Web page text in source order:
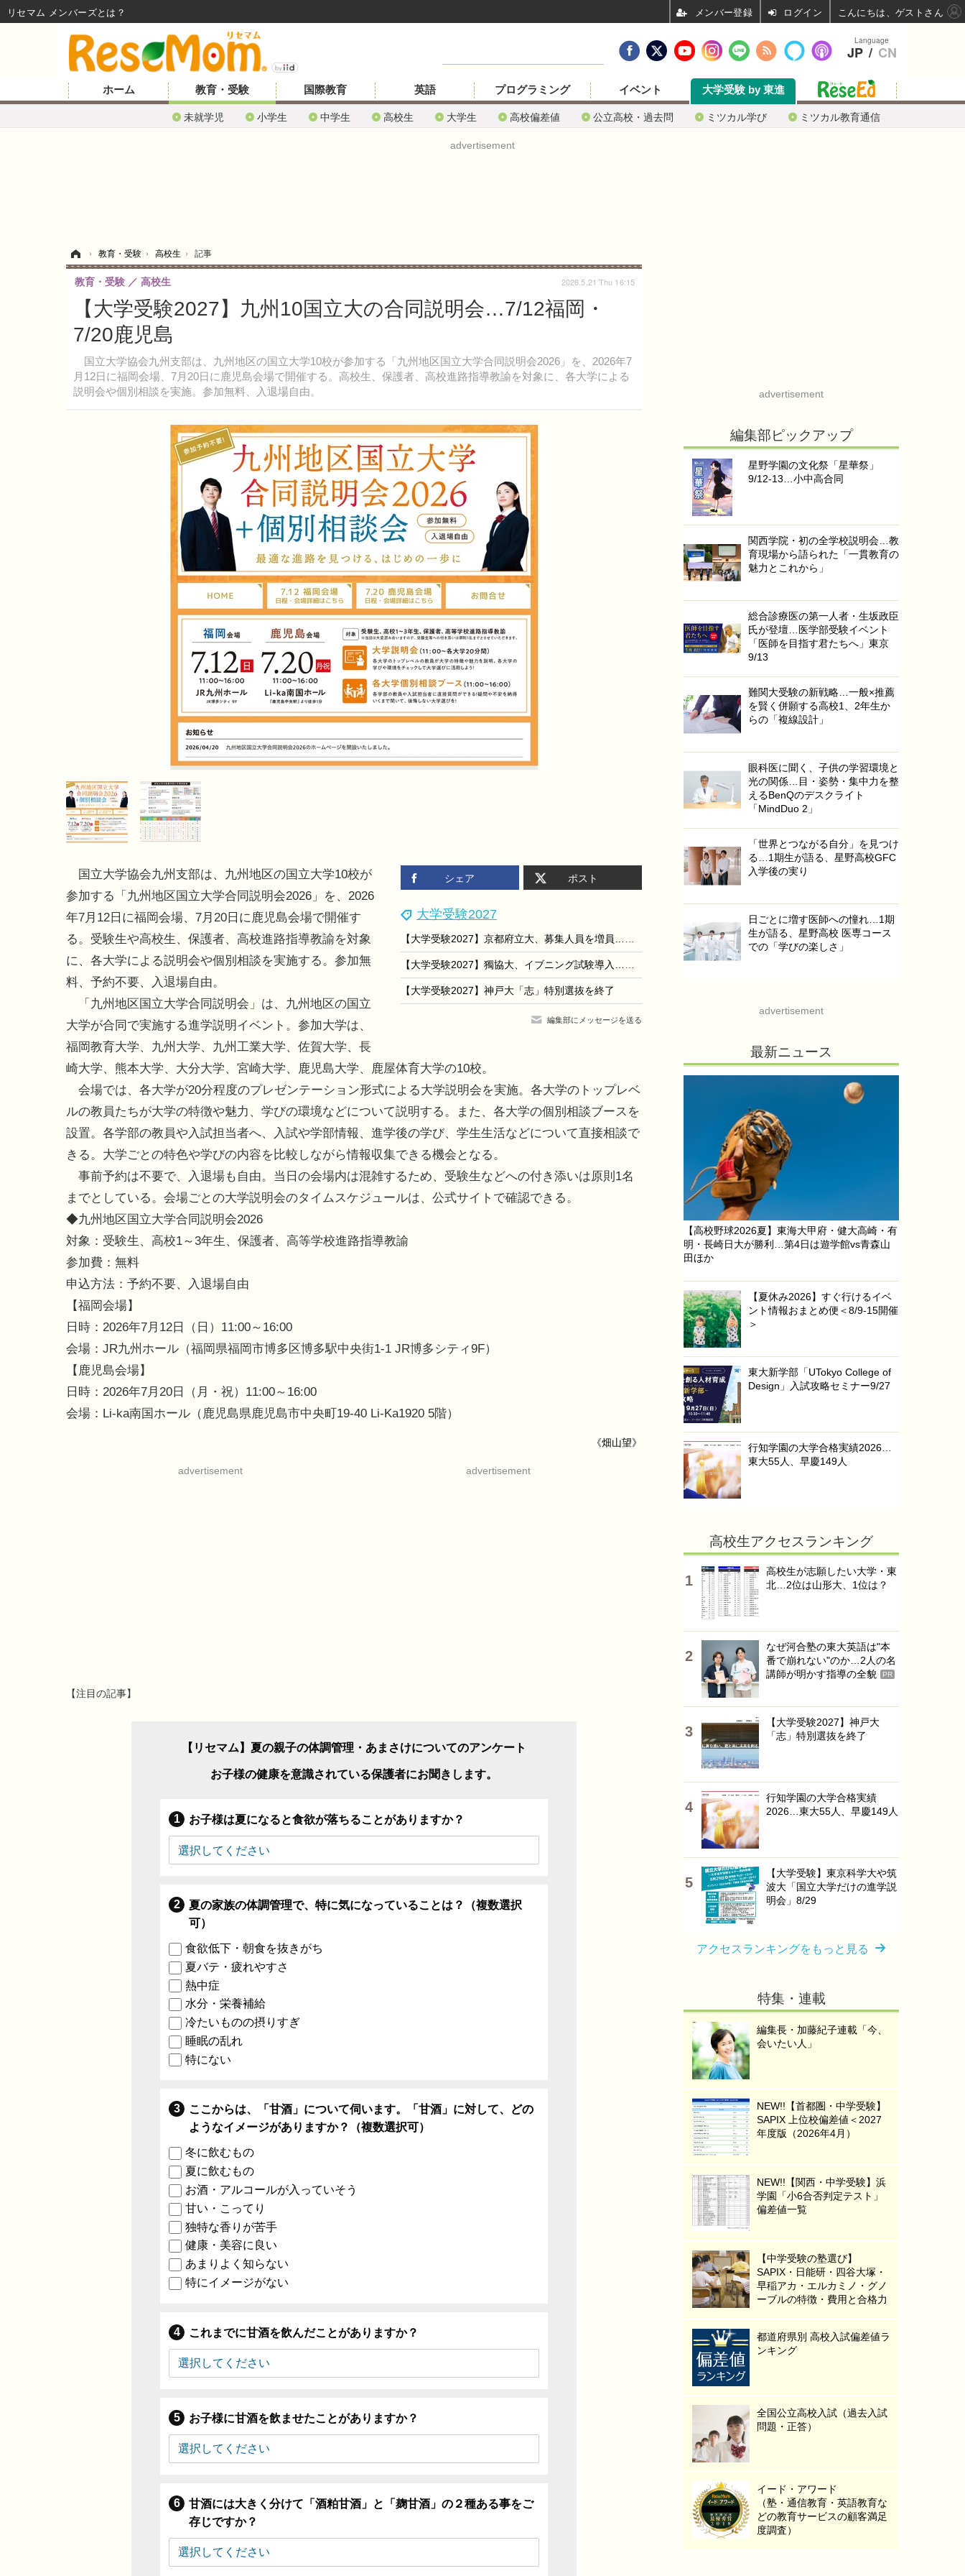
ホーム 教育・受験
未就学児 小学生 中学生 高校生 大学生 高校偏差値 公立高校・過去問 ミツカル学び ミツカル教育通信
国際教育 英語 プログラミング イベント 大学受験 by 東進
advertisement
› 教育・受験 › 高校生 › 記事
【大学受験2027】九州10国立大の合同説明会…7/12福岡・
7/20鹿児島
国立大学協会九州支部は、九州地区の国立大学10校が参加する「九州地区国立大学合同説明会2026」を、2026年7
月12日に福岡会場、7月20日に鹿児島会場で開催する。高校生、保護者、高校進路指導教諭を対象に、各大学による
説明会や個別相談を実施。参加無料、入退場自由。
教育・受験 高校生 2026.5.21 Thu 16:15
シェア ポスト
大学受験2027
【大学受験2027】京都府立大、募集人員を増員…文学部は一般選抜も拡大
【大学受験2027】獨協大、イブニング試験導入…全国13会場で夕方から試験開始
【大学受験2027】神戸大「志」特別選抜を終了
編集部にメッセージを送る
国立大学協会九州支部は、九州地区の国立大学10校が
参加する「九州地区国立大学合同説明会2026」を、2026
年7月12日に福岡会場、7月20日に鹿児島会場で開催す
る。受験生や高校生、保護者、高校進路指導教諭を対象
に、各大学による説明会や個別相談を実施する。参加無
料、予約不要、入退場自由。
「九州地区国立大学合同説明会」は、九州地区の国立
大学が合同で実施する進学説明イベント。参加大学は、
福岡教育大学、九州大学、九州工業大学、佐賀大学、長
崎大学、熊本大学、大分大学、宮崎大学、鹿児島大学、鹿屋体育大学の10校。
会場では、各大学が20分程度のプレゼンテーション形式による大学説明会を実施。各大学のトップレベ
ルの教員たちが大学の特徴や魅力、学びの環境などについて説明する。また、各大学の個別相談ブースを
設置。各学部の教員や入試担当者へ、入試や学部情報、進学後の学び、学生生活などについて直接相談で
きる。大学ごとの特色や学びの内容を比較しながら情報収集できる機会となる。
事前予約は不要で、入退場も自由。当日の会場内は混雑するため、受験生などへの付き添いは原則1名
までとしている。会場ごとの大学説明会のタイムスケジュールは、公式サイトで確認できる。
◆九州地区国立大学合同説明会2026
対象：受験生、高校1～3年生、保護者、高等学校進路指導教諭
参加費：無料
申込方法：予約不要、入退場自由
【福岡会場】
日時：2026年7月12日（日）11:00～16:00
会場：JR九州ホール（福岡県福岡市博多区博多駅中央街1-1 JR博多シティ9F）
【鹿児島会場】
日時：2026年7月20日（月・祝）11:00～16:00
会場：Li-ka南国ホール（鹿児島県鹿児島市中央町19-40 Li-Ka1920 5階）
《畑山望》
advertisement advertisement
【注目の記事】
【リセマム】夏の親子の体調管理・あまさけについてのアンケート
お子様の健康を意識されている保護者にお聞きします。
お子様は夏になると食欲が落ちることがありますか？
夏の家族の体調管理で、特に気になっていることは？（複数選択
可）
食欲低下・朝食を抜きがち
夏バテ・疲れやすさ
熱中症
水分・栄養補給
冷たいものの摂りすぎ
睡眠の乱れ
特にない
ここからは、「甘酒」について伺います。「甘酒」に対して、どの
ようなイメージがありますか？（複数選択可）
冬に飲むもの
夏に飲むもの
お酒・アルコールが入っていそう
甘い・こってり
独特な香りが苦手
健康・美容に良い
あまりよく知らない
特にイメージがない
これまでに甘酒を飲んだことがありますか？
お子様に甘酒を飲ませたことがありますか？
甘酒には大きく分けて「酒粕甘酒」と「麹甘酒」の２種ある事をご
存じですか？
advertisement
編集部ピックアップ
星野学園の文化祭「星華祭」
9/12-13…小中高合同
関西学院・初の全学校説明会…教
育現場から語られた「一貫教育の
魅力とこれから」
総合診療医の第一人者・生坂政臣
氏が登壇…医学部受験イベント
「医師を目指す君たちへ」東京
9/13
難関大受験の新戦略…一般×推薦
を賢く併願する高校1、2年生か
らの「複線設計」
眼科医に聞く、子供の学習環境と
光の関係…目・姿勢・集中力を整
えるBenQのデスクライト
「MindDuo 2」
「世界とつながる自分」を見つけ
る…1期生が語る、星野高校GFC
入学後の実り
日ごとに増す医師への憧れ…1期
生が語る、星野高校 医専コース
での「学びの楽しさ」
advertisement
最新ニュース
【高校野球2026夏】東海大甲府・健大高崎・有
明・長崎日大が勝利…第4日は遊学館vs青森山
田ほか
【夏休み2026】すぐ行けるイベ
ント情報おまとめ便＜8/9-15開催
＞
東大新学部「UTokyo College of
Design」入試攻略セミナー9/27
行知学園の大学合格実績2026…
東大55人、早慶149人
高校生アクセスランキング
高校生が志願したい大学・東
北…2位は山形大、1位は？
なぜ河合塾の東大英語は"本
番で崩れない"のか…2人の名
講師が明かす指導の全貌
PR
【大学受験2027】神戸大
「志」特別選抜を終了
行知学園の大学合格実績
2026…東大55人、早慶149人
【大学受験】東京科学大や筑
波大「国立大学だけの進学説
明会」8/29
アクセスランキングをもっと見る
特集・連載
編集長・加藤紀子連載「今、
会いたい人」
NEW!!【首都圏・中学受験】
SAPIX 上位校偏差値＜2027
年度版（2026年4月）
NEW!!【関西・中学受験】浜
学園「小6合否判定テスト」
偏差値一覧
【中学受験の塾選び】
SAPIX・日能研・四谷大塚・
早稲アカ・エルカミノ・グノ
ーブルの特徴・費用と合格力
都道府県別 高校入試偏差値ラ
ンキング
全国公立高校入試（過去入試
問題・正答）
イード・アワード
（塾・通信教育・英語教育な
どの教育サービスの顧客満足
度調査）
Language
JP / CN
リセマム メンバーズ ログイン こんにちは、ゲストさん